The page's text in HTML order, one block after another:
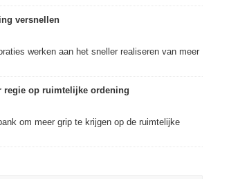
versnellen
werken aan het sneller realiseren van meer
regie op ruimtelijke ordening
om meer grip te krijgen op de ruimtelijke